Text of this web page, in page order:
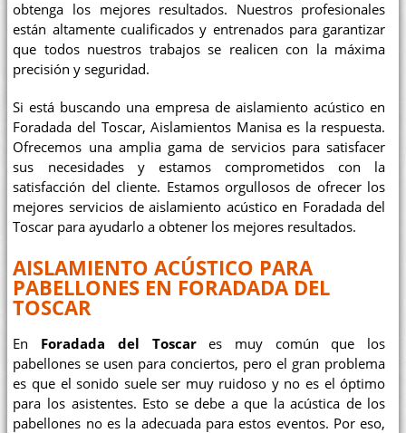
obtenga los mejores resultados. Nuestros profesionales
están altamente cualificados y entrenados para garantizar
que todos nuestros trabajos se realicen con la máxima
precisión y seguridad.
Si está buscando una empresa de aislamiento acústico en
Foradada del Toscar, Aislamientos Manisa es la respuesta.
Ofrecemos una amplia gama de servicios para satisfacer
sus necesidades y estamos comprometidos con la
satisfacción del cliente. Estamos orgullosos de ofrecer los
mejores servicios de aislamiento acústico en Foradada del
Toscar para ayudarlo a obtener los mejores resultados.
AISLAMIENTO ACÚSTICO PARA
PABELLONES EN FORADADA DEL
TOSCAR
En Foradada del Toscares muy común que los
pabellones se usen para conciertos, pero el gran problema
es que el sonido suele ser muy ruidoso y no es el óptimo
para los asistentes. Esto se debe a que la acústica de los
pabellones no es la adecuada para estos eventos. Por eso,